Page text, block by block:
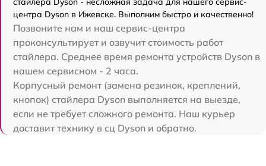
центра Dyson в Ижевске. Выполним быстро и качественно!
Позвоните нам и наш сервис-центра
проконсультирует и озвучит стоимость работ
стайлера. Среднее время ремонта устройств Dyson в
нашем сервисном - 2 часа.
Корпусный ремонт (замена резинок, креплений,
кнопок) стайлера Dyson выполняется на выезде,
если не требует сложного ремонта. Наш курьер
доставит технику в сц Dyson и обратно.